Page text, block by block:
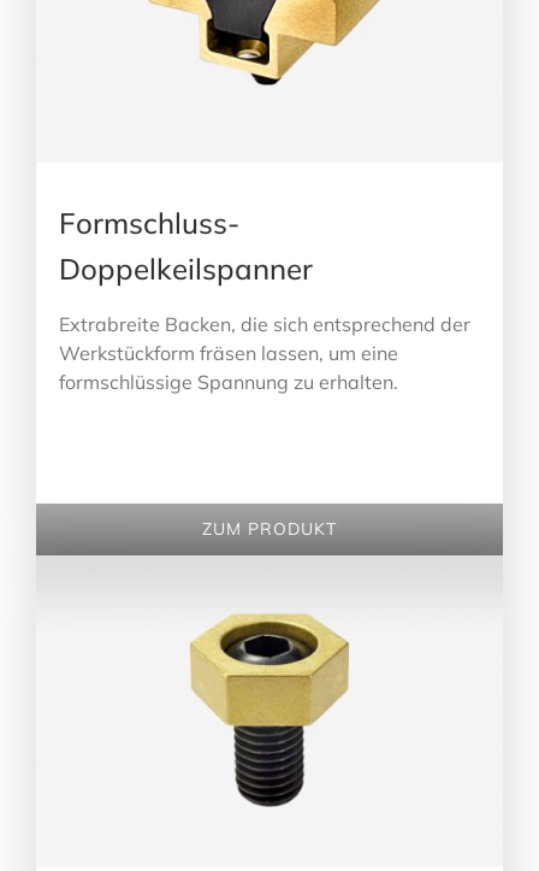
Formschluss-
Doppelkeilspanner
Extrabreite Backen, die sich entsprechend der
Werkstückform fräsen lassen, um eine
formschlüssige Spannung zu erhalten.
ZUM PRODUKT